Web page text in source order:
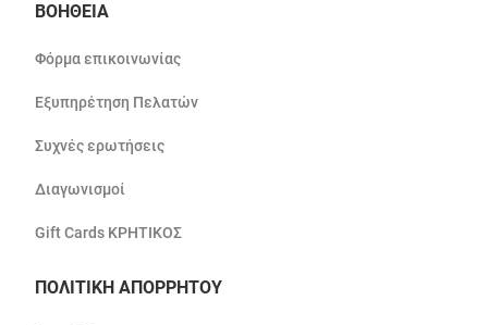
ΒΟΗΘΕΙΑ
Φόρμα επικοινωνίας
Εξυπηρέτηση Πελατών
Συχνές ερωτήσεις
Διαγωνισμοί
Gift Cards ΚΡΗΤΙΚΟΣ
ΠΟΛΙΤΙΚΗ ΑΠΟΡΡΗΤΟΥ